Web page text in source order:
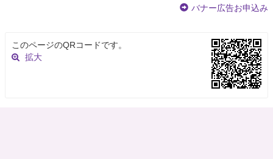
バナー広告お申込み
このページのQRコードです。
拡大